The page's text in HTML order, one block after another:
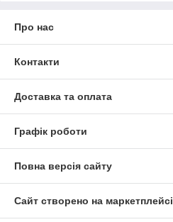
Про нас
Контакти
Доставка та оплата
Графік роботи
Повна версія сайту
Сайт створено на маркетплейсі